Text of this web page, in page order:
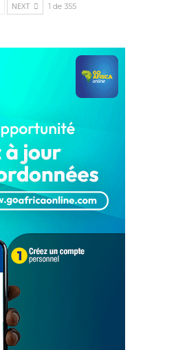
NEXT 1 de 355